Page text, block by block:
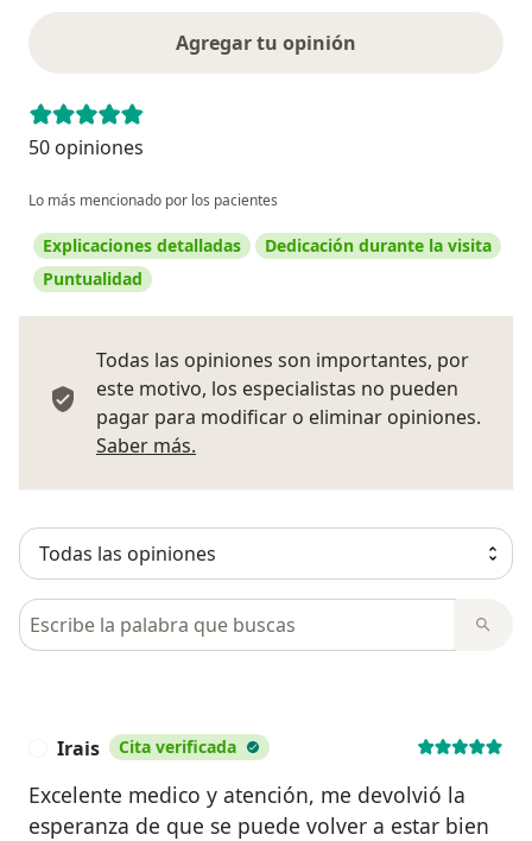
Agregar tu opinión
50 opiniones
Lo más mencionado por los pacientes
Explicaciones detalladas
Dedicación durante la visita
Puntualidad
Todas las opiniones son importantes, por
este motivo, los especialistas no pueden
pagar para modificar o eliminar opiniones.
Saber más.
Busca en opiniones
Irais Cita verificada
Excelente medico y atención, me devolvió la
esperanza de que se puede volver a estar bien ‍